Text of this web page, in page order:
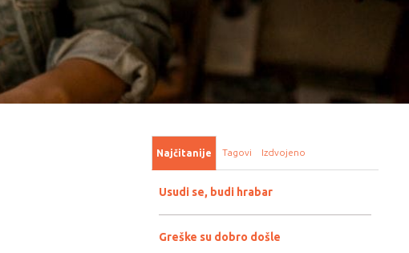
Najčitanije Tagovi Izdvojeno
Usudi se, budi hrabar
Greške su dobro došle